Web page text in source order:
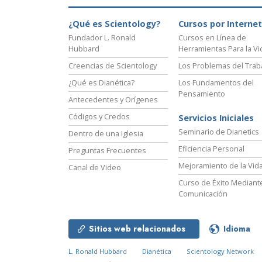
¿Qué es Scientology?
Fundador L. Ronald
Hubbard
Creencias de Scientology
¿Qué es Dianética?
Antecedentes y Orígenes
Códigos y Credos
Dentro de una Iglesia
Preguntas Frecuentes
Canal de Video
Cursos por Internet
Cursos en Línea de
Herramientas Para la
Los Problemas del
Los Fundamentos del
Pensamiento
Servicios Iniciales
Seminario de Dianetics
Eficiencia Personal
Mejoramiento de la
Curso de Éxito
Comunicación
Sitios web relacionados Idioma
L. Ronald Hubbard Dianética
Scientology Network